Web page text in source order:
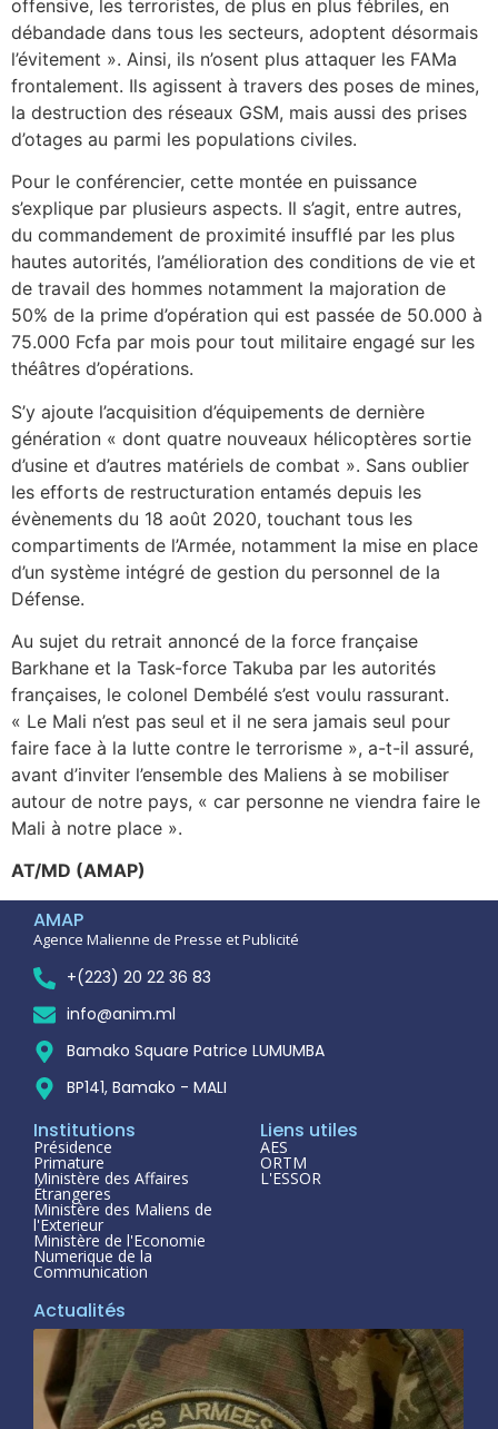
offensive, les terroristes, de plus en plus fébriles, en
débandade dans tous les secteurs, adoptent désormais
l’évitement ». Ainsi, ils n’osent plus attaquer les FAMa
frontalement. Ils agissent à travers des poses de mines,
la destruction des réseaux GSM, mais aussi des prises
d’otages au parmi les populations civiles.
Pour le conférencier, cette montée en puissance
s’explique par plusieurs aspects. Il s’agit, entre autres,
du commandement de proximité insufflé par les plus
hautes autorités, l’amélioration des conditions de vie et
de travail des hommes notamment la majoration de
50% de la prime d’opération qui est passée de 50.000 à
75.000 Fcfa par mois pour tout militaire engagé sur les
théâtres d’opérations.
S’y ajoute l’acquisition d’équipements de dernière
génération « dont quatre nouveaux hélicoptères sortie
d’usine et d’autres matériels de combat ». Sans oublier
les efforts de restructuration entamés depuis les
évènements du 18 août 2020, touchant tous les
compartiments de l’Armée, notamment la mise en place
d’un système intégré de gestion du personnel de la
Défense.
Au sujet du retrait annoncé de la force française
Barkhane et la Task-force Takuba par les autorités
françaises, le colonel Dembélé s’est voulu rassurant.
« Le Mali n’est pas seul et il ne sera jamais seul pour
faire face à la lutte contre le terrorisme », a-t-il assuré,
avant d’inviter l’ensemble des Maliens à se mobiliser
autour de notre pays, « car personne ne viendra faire le
Mali à notre place ».
AT/MD (AMAP)
AMAP
Agence Malienne de Presse et Publicité
+(223) 20 22 36 83
info@anim.ml
Bamako Square Patrice LUMUMBA
BP141, Bamako - MALI
Institutions
Présidence
Primature
Ministère des Affaires
Étrangeres
Ministère des Maliens de
l'Exterieur
Ministère de l'Economie
Numerique de la
Communication
Liens utiles
AES
ORTM
L'ESSOR
Actualités